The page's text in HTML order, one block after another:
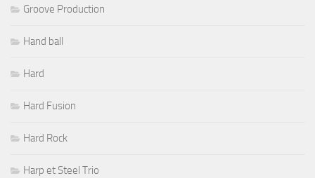
Groove Production
Hand ball
Hard
Hard Fusion
Hard Rock
Harp et Steel Trio